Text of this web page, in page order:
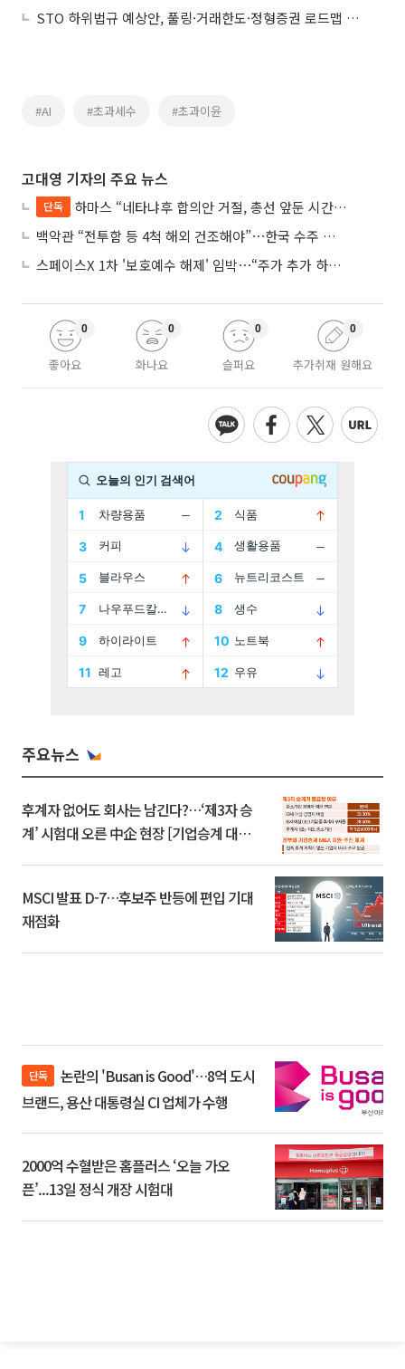
STO 하위법규 예상안, 풀링·거래한도·정형증권 로드맵 제시
#AI #초과세수 #초과이윤
고대영 기자의 주요 뉴스
단독
하마스 “네타냐후 합의안 거절, 총선 앞둔 시간 끌기”
백악관 “전투함 등 4척 해외 건조해야”⋯한국 수주 기대
스페이스X 1차 '보호예수 해제' 임박⋯“주가 추가 하락 가능성”
좋아요
0
화나요
0
슬퍼요
0
추가취재 원해요
0
주요뉴스
후계자 없어도 회사는 남긴다?…‘제3자 승
계’ 시험대 오른 中企 현장 [기업승계 대전
MSCI 발표 D-7…후보주 반등에 편입 기대
재점화
단독
브랜드, 용산 대통령실 CI 업체가 수행
2000억 수혈받은 홈플러스 ‘오늘 가오
픈’...13일 정식 개장 시험대